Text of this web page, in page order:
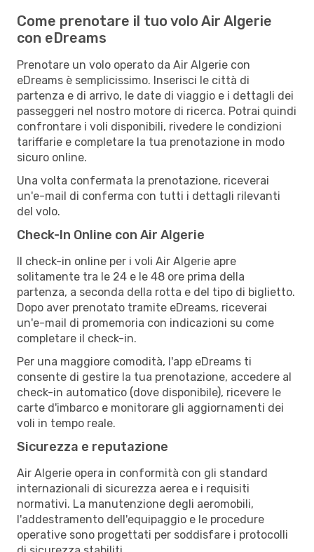
Come prenotare il tuo volo Air Algerie
con eDreams
Prenotare un volo operato da Air Algerie con
eDreams è semplicissimo. Inserisci le città di
partenza e di arrivo, le date di viaggio e i dettagli dei
passeggeri nel nostro motore di ricerca. Potrai quindi
confrontare i voli disponibili, rivedere le condizioni
tariffarie e completare la tua prenotazione in modo
sicuro online.
Una volta confermata la prenotazione, riceverai
un'e-mail di conferma con tutti i dettagli rilevanti
del volo.
Check-In Online con Air Algerie
Il check-in online per i voli Air Algerie apre
solitamente tra le 24 e le 48 ore prima della
partenza, a seconda della rotta e del tipo di biglietto.
Dopo aver prenotato tramite eDreams, riceverai
un'e-mail di promemoria con indicazioni su come
completare il check-in.
Per una maggiore comodità, l'app eDreams ti
consente di gestire la tua prenotazione, accedere al
check-in automatico (dove disponibile), ricevere le
carte d'imbarco e monitorare gli aggiornamenti dei
voli in tempo reale.
Sicurezza e reputazione
Air Algerie opera in conformità con gli standard
internazionali di sicurezza aerea e i requisiti
normativi. La manutenzione degli aeromobili,
l'addestramento dell'equipaggio e le procedure
operative sono progettati per soddisfare i protocolli